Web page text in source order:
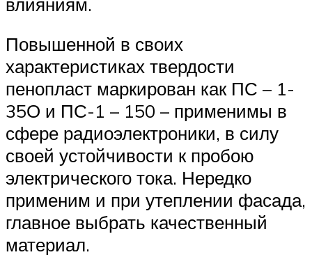
Повышенной в своих
характеристиках твердости
пенопласт маркирован как ПС – 1-
35О и ПС-1 – 150 – применимы в
сфере радиоэлектроники, в силу
своей устойчивости к пробою
электрического тока. Нередко
применим и при утеплении фасада,
главное выбрать качественный
материал.